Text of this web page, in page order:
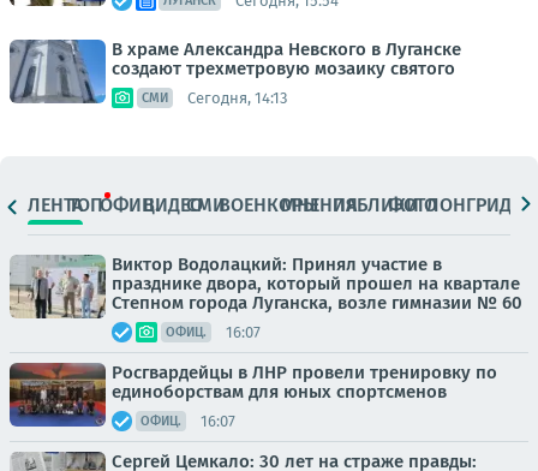
В храме Александра Невского в Луганске
создают трехметровую мозаику святого
СМИ Сегодня, 14:13
ЛЕНТАТОПОФИЦ.ВИДЕОСМИВОЕНКОРЫМНЕНИЯПАБЛИКИ
ФОТОЛОНГРИДЫ
Виктор Водолацкий: Принял участие в
празднике двора, который прошел на квартале
Степном города Луганска, возле гимназии № 60
ОФИЦ. 16:07
Росгвардейцы в ЛНР провели тренировку по
единоборствам для юных спортсменов
ОФИЦ. 16:07
Сергей Цемкало: 30 лет на страже правды: